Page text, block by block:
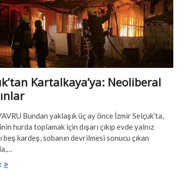
Kartalkaya’ya: Neoliberal
Bundan yaklaşık üç ay önce İzmir Selçuk’ta,
hurda toplamak için dışarı çıkıp evde yalnız
beş kardeş, sobanın devrilmesi sonucu çıkan
Selçuk’tan